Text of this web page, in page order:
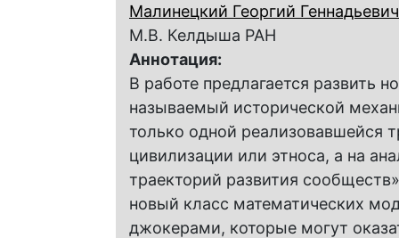
Малинецкий Георгий Геннадьевич
М.В. Келдыша РАН
Аннотация:
В работе предлагается развить
называемый исторической
только одной реализовавшейся
цивилизации или этноса, а на
траекторий развития
новый класс математических
джокерами, которые могут